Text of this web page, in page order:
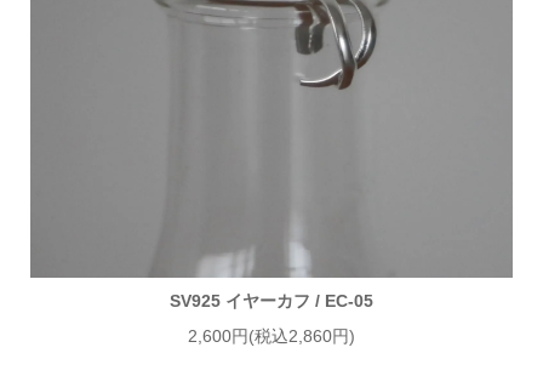
SV925 イヤーカフ / EC-05
2,600円(税込2,860円)